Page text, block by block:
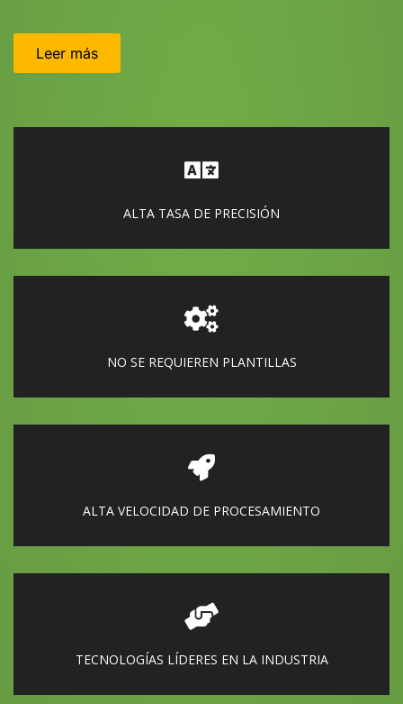
Leer más
ALTA TASA DE PRECISIÓN
NO SE REQUIEREN PLANTILLAS
ALTA VELOCIDAD DE PROCESAMIENTO
TECNOLOGÍAS LÍDERES EN LA INDUSTRIA